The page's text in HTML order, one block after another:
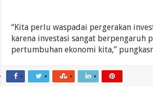
“Kita perlu waspadai pergerakan
karena investasi sangat berpengaruh
pertumbuhan ekonomi kita,”